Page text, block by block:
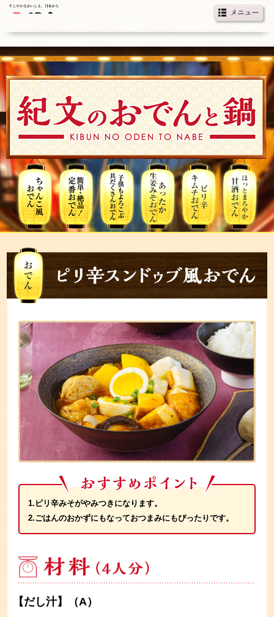
1.ピリ辛みそがやみつきになります。
2.ごはんのおかずにもなっておつまみにもぴったりです。
【だし汁】（A）